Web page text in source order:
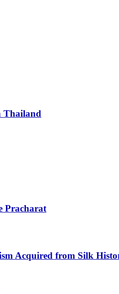
Thailand
Pracharat
Acquired from Silk